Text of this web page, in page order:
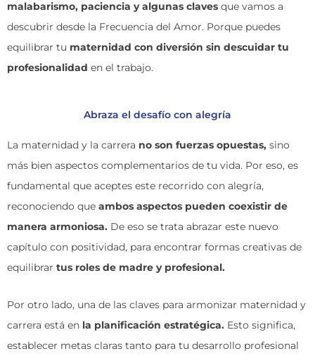
malabarismo, paciencia y algunas claves que vamos a
descubrir desde la Frecuencia del Amor. Porque puedes
equilibrar tu maternidad con diversión sin descuidar tu
profesionalidad en el trabajo.
Abraza el desafío con alegría
La maternidad y la carrera no son fuerzas opuestas, sino
más bien aspectos complementarios de tu vida. Por eso, es
fundamental que aceptes este recorrido con alegría,
reconociendo que ambos aspectos pueden coexistir de
manera armoniosa. De eso se trata abrazar este nuevo
capítulo con positividad, para encontrar formas creativas de
equilibrar tus roles de madre y profesional.
Por otro lado, una de las claves para armonizar maternidad y
carrera está en la planificación estratégica. Esto significa,
establecer metas claras tanto para tu desarrollo profesional